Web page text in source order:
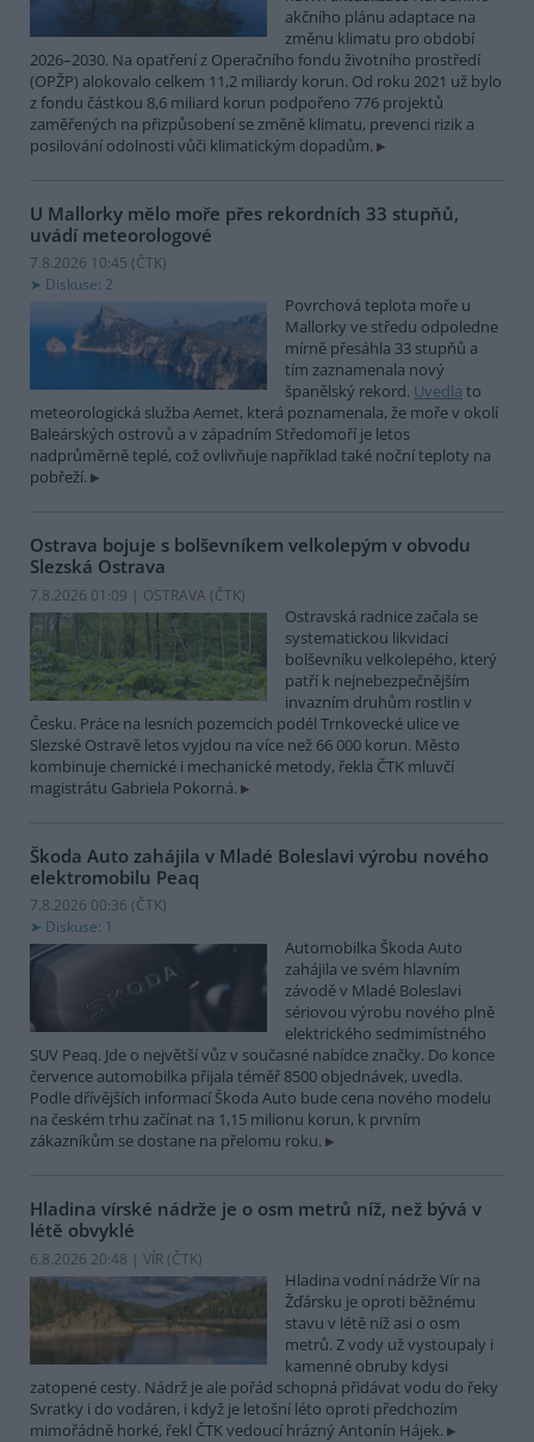
akčního plánu adaptace na
změnu klimatu pro období
2026–2030. Na opatření z Operačního fondu životního prostředí
(OPŽP) alokovalo celkem 11,2 miliardy korun. Od roku 2021 už bylo
z fondu částkou 8,6 miliard korun podpořeno 776 projektů
zaměřených na přizpůsobení se změně klimatu, prevenci rizik a
posilování odolnosti vůči klimatickým dopadům.
U Mallorky mělo moře přes rekordních 33 stupňů,
uvádí meteorologové
7.8.2026 10:45 (ČTK)
Diskuse: 2
Povrchová teplota moře u
Mallorky ve středu odpoledne
mírně přesáhla 33 stupňů a
tím zaznamenala nový
španělský rekord. Uvedla to
meteorologická služba Aemet, která poznamenala, že moře v okolí
Baleárských ostrovů a v západním Středomoří je letos
nadprůměrně teplé, což ovlivňuje například také noční teploty na
pobřeží.
Ostrava bojuje s bolševníkem velkolepým v obvodu
Slezská Ostrava
7.8.2026 01:09 | OSTRAVA (ČTK)
Ostravská radnice začala se
systematickou likvidací
bolševníku velkolepého, který
patří k nejnebezpečnějším
invazním druhům rostlin v
Česku. Práce na lesních pozemcích podél Trnkovecké ulice ve
Slezské Ostravě letos vyjdou na více než 66 000 korun. Město
kombinuje chemické i mechanické metody, řekla ČTK mluvčí
magistrátu Gabriela Pokorná.
Škoda Auto zahájila v Mladé Boleslavi výrobu nového
elektromobilu Peaq
7.8.2026 00:36 (ČTK)
Diskuse: 1
Automobilka Škoda Auto
zahájila ve svém hlavním
závodě v Mladé Boleslavi
sériovou výrobu nového plně
elektrického sedmimístného
SUV Peaq. Jde o největší vůz v současné nabídce značky. Do konce
července automobilka přijala téměř 8500 objednávek, uvedla.
Podle dřívějších informací Škoda Auto bude cena nového modelu
na českém trhu začínat na 1,15 milionu korun, k prvním
zákazníkům se dostane na přelomu roku.
Hladina vírské nádrže je o osm metrů níž, než bývá v
létě obvyklé
6.8.2026 20:48 | VÍR (ČTK)
Hladina vodní nádrže Vír na
Žďársku je oproti běžnému
stavu v létě níž asi o osm
metrů. Z vody už vystoupaly i
kamenné obruby kdysi
zatopené cesty. Nádrž je ale pořád schopná přidávat vodu do řeky
Svratky i do vodáren, i když je letošní léto oproti předchozím
mimořádně horké, řekl ČTK vedoucí hrázný Antonín Hájek.